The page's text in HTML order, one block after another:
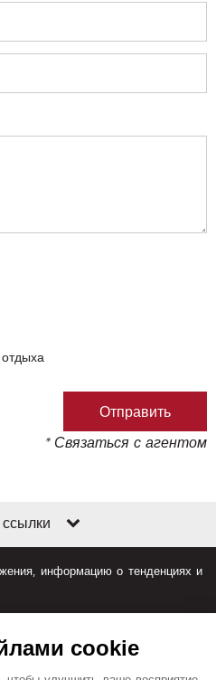
* Связаться с агентом
информацию о тенденциях и
cookie